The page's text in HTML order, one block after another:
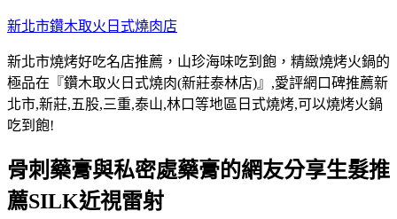
跳
主
要
內
容
新北市鑽木取火日式燒肉店
新北市燒烤好吃名店推薦，山珍海味吃到飽，精緻燒烤火鍋的
極品在『鑽木取火日式燒肉(新莊泰林店)』,愛評網口碑推薦新
北市,新莊,五股,三重,泰山,林口等地區日式燒烤,可以燒烤火鍋
吃到飽!
骨刺藥膏與私密處藥膏的網友分享生髮推
薦SILK近視雷射